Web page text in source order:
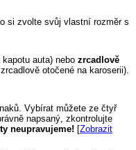
si zvolte svůj vlastní rozměr s
kapotu auta) nebo zrcadlově
otočené na karoserii).
Vybírat můžete ze čtyř
napsaný, zkontrolujte
neupravujeme! [Zobrazit